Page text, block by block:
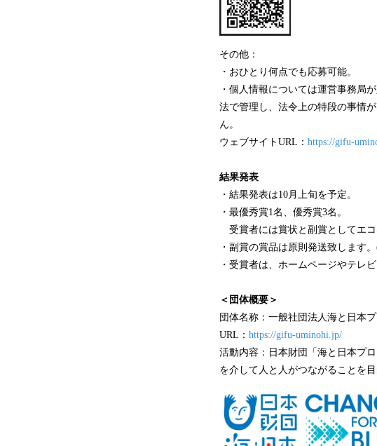
その他：
・おひとり何点でも応募可能。
・個人情報については運営事務局
法で管理し、法令上の特段の事情
ん。
ウェブサイトURL： https://gifu-
結果発表
・結果発表は10月上旬を予定。
・最優秀賞1名、優秀賞3名。
受賞者には賞状と副賞としてエコ
・副賞の賞品は原則発送致します
・受賞者は、ホームページやテレ
＜団体概要＞
団体名称：一般社団法人海と日本
URL： https://gifu-uminohi.jp/
活動内容：日本財団「海と日本プ
を介して人と人がつながることを